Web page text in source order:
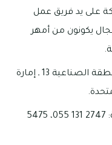
على يد فريق عمل
يكونون من أمهر
العنوان الخاص بهذه الشركة: المنطقة الصناعية 13 ـ إمارة
رقم التواصل الخاص بهذه الشركة: 2747 131 055، 5475